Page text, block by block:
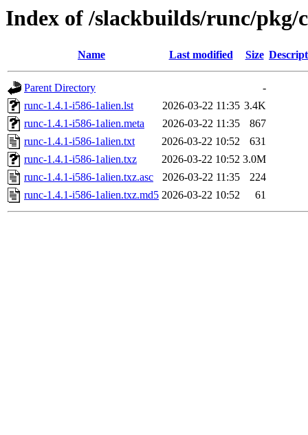
Index of /slackbuilds/runc/pkg/
Name Last modified Size
Parent Directory
-
runc-1.4.1-i586-1alien.lst
2026-03-22 11:35 3.4K
runc-1.4.1-i586-1alien.meta
2026-03-22 11:35
867
runc-1.4.1-i586-1alien.txt
2026-03-22 10:52
631
runc-1.4.1-i586-1alien.txz
2026-03-22 10:52 3.0M
runc-1.4.1-i586-1alien.txz.asc
2026-03-22 11:35
224
runc-1.4.1-i586-1alien.txz.md5 2026-03-22 10:52 61